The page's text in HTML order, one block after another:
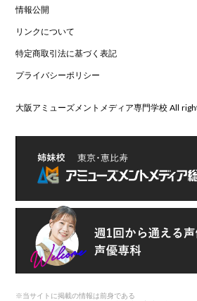
情報公開
リンクについて
特定商取引法に基づく表記
プライバシーポリシー
大阪アミューズメントメディア専門学校 All
※当サイトに掲載の情報は前身である